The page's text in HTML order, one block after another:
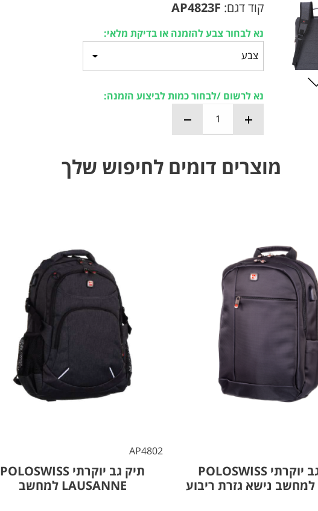
קוד דגם: AP4823F
נא לבחור צבע להזמנה או בדיקת מלאי:
נא לרשום /לבחור כמות לביצוע הזמנה:
מוצרים דומים לחיפוש שלך
תיק גב יוקרתי POLOSWISS
AP4802
תיק גב יוקרתי POLOSWISS
LAUSANNE למחשב